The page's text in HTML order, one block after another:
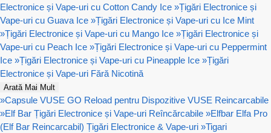
Electronice și Vape-uri cu Cotton Candy Ice »Țigări Electronice și
Vape-uri cu Guava Ice »Țigări Electronice și Vape-uri cu Ice Mint
»Țigări Electronice și Vape-uri cu Mango Ice »Țigări Electronice și
Vape-uri cu Peach Ice »Țigări Electronice și Vape-uri cu Peppermint
Ice »Țigări Electronice și Vape-uri cu Pineapple Ice »Țigări
Electronice și Vape-uri Fără Nicotină
Arată Mai Mult
»Capsule VUSE GO Reload pentru Dispozitive VUSE Reincarcabile
»Elf Bar Țigări Electronice și Vape-uri Reîncărcabile »Elfbar Elfa Pro
(Elf Bar Reincarcabil) Țigări Electronice & Vape-uri »Tigari